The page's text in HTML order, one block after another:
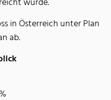
in Österreich unter Plan
ab.